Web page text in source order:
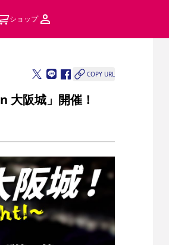
ショップ
COPY URL
大阪城」開催！